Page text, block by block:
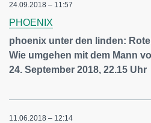
24.09.2018 – 11:57
PHOENIX
phoenix unter den linden:
Wie umgehen mit dem Mann
24. September 2018, 22.15 Uhr
11.06.2018 – 12:14